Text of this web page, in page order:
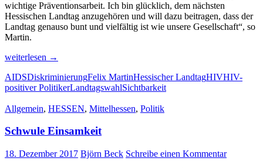
wichtige Präventionsarbeit. Ich bin glücklich, dem nächsten
Hessischen Landtag anzugehören und will dazu beitragen, dass der
Landtag genauso bunt und vielfältig ist wie unsere Gesellschaft“, so
Martin.
Wahl
Felix
Martin
Signal
Teilhabe
positiver
weiterlesen →
AIDSDiskriminierungFelix MartinHessischer LandtagHIVHIV-
positiver PolitikerLandtagswahlSichtbarkeit
Allgemein, HESSEN, Mittelhessen, Politik
Schwule Einsamkeit
18. Dezember 2017 Björn Beck Schreibe einen Kommentar